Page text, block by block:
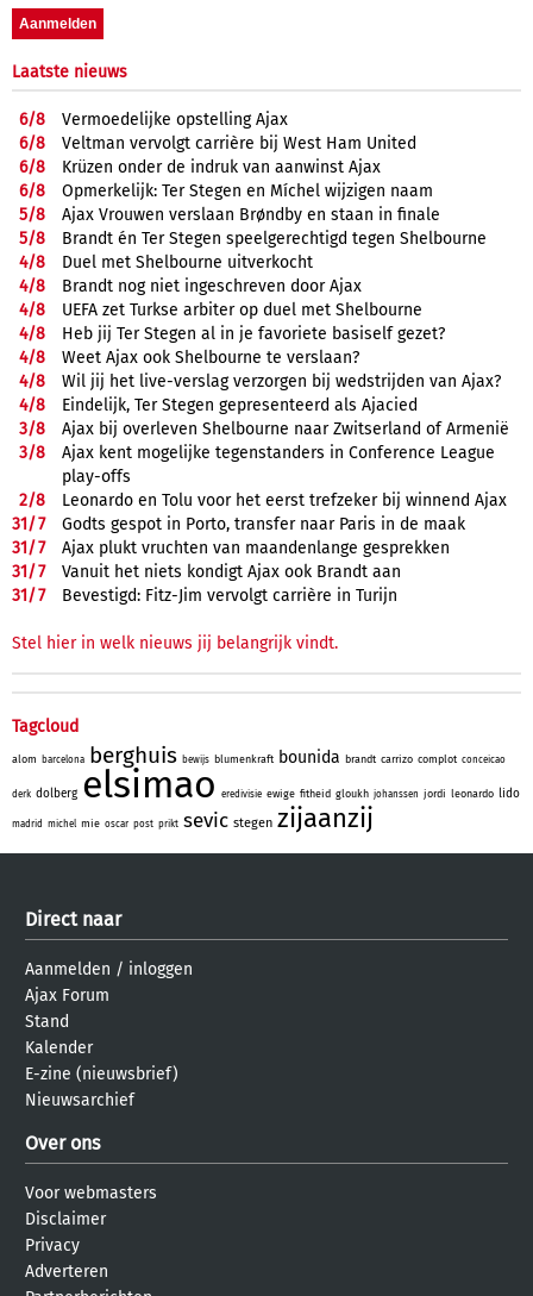
Laatste nieuws
6/8
Vermoedelijke opstelling Ajax
6/8
Veltman vervolgt carrière bij West Ham United
6/8
Krüzen onder de indruk van aanwinst Ajax
6/8
Opmerkelijk: Ter Stegen en Míchel wijzigen naam
5/8
Ajax Vrouwen verslaan Brøndby en staan in finale
5/8
Brandt én Ter Stegen speelgerechtigd tegen Shelbourne
4/8
Duel met Shelbourne uitverkocht
4/8
Brandt nog niet ingeschreven door Ajax
4/8
UEFA zet Turkse arbiter op duel met Shelbourne
4/8
Heb jij Ter Stegen al in je favoriete basiself gezet?
4/8
Weet Ajax ook Shelbourne te verslaan?
4/8
Wil jij het live-verslag verzorgen bij wedstrijden van Ajax?
4/8
Eindelijk, Ter Stegen gepresenteerd als Ajacied
3/8
Ajax bij overleven Shelbourne naar Zwitserland of Armenië
3/8
Ajax kent mogelijke tegenstanders in Conference League
play-offs
2/8
Leonardo en Tolu voor het eerst trefzeker bij winnend Ajax
31/7
Godts gespot in Porto, transfer naar Paris in de maak
31/7
Ajax plukt vruchten van maandenlange gesprekken
31/7
Vanuit het niets kondigt Ajax ook Brandt aan
31/7 Bevestigd: Fitz-Jim vervolgt carrière in Turijn
Stel hier in welk nieuws jij belangrijk vindt.
Tagcloud
alom barcelona berghuis bewijs blumenkraft bounida brandt carrizo complot conceicao
derk dolberg elsimao eredivisie ewige fitheid gloukh johanssen jordi leonardo lido
madrid michel mie oscar post prikt sevic stegen zijaanzij
Direct naar
Aanmelden / inloggen
Ajax Forum
Stand
Kalender
E-zine (nieuwsbrief)
Nieuwsarchief
Over ons
Voor webmasters
Disclaimer
Privacy
Adverteren